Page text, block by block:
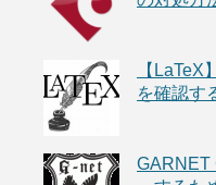
【LaTeX
を確認す
GARNET